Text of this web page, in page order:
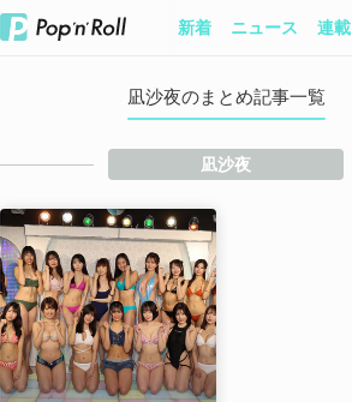
新着 ニュース 連載
凪沙夜のまとめ記事一覧
凪沙夜